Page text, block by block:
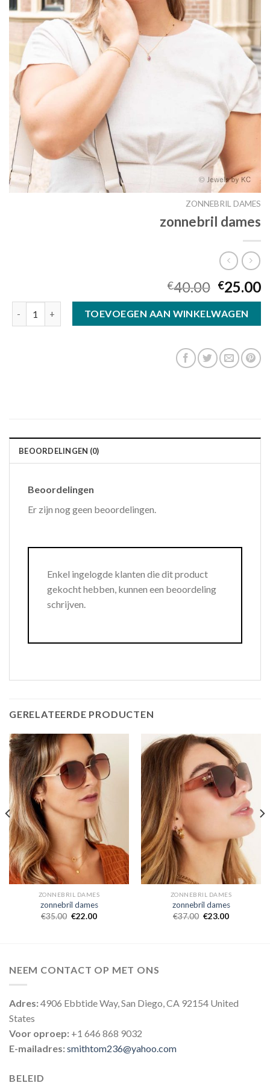
ZONNEBRIL DAMES
zonnebril dames
€40.00 €25.00
zonnebril dames aantalTOEVOEGEN AAN WINKELWAGEN
BEOORDELINGEN (0)
Beoordelingen
Er zijn nog geen beoordelingen.
Enkel ingelogde klanten die dit product
gekocht hebben, kunnen een beoordeling
schrijven.
GERELATEERDE PRODUCTEN
ZONNEBRIL DAMES
zonnebril dames
€35.00 €22.00
ZONNEBRIL DAMES
zonnebril dames
€37.00 €23.00
NEEM CONTACT OP MET ONS
Adres:4906 Ebbtide Way, San Diego, CA 92154 United
States
Voor oproep: +1 646 868 9032
E-mailadres:smithtom236@yahoo.com
BELEID